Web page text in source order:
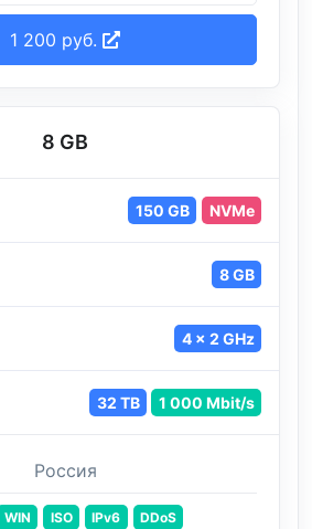
1 200 руб.
8 GB
150 GB NVMe
8 GB
4 x 2 GHz
32 TB 1 000 Mbit/s
Россия
WIN ISO IPv6 DDoS